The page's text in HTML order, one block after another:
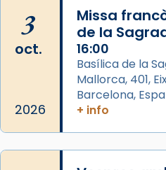
Share
Arquebisbat de
2 weeks ago
Jaume, fill de
seu germà Joan i Pere
acompanyava més de
3
oct.
2026
Missa
de la
16:00
Basílica de la
Mallorca, 401,
Barcelona,
+ info